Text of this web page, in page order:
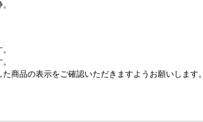
商品の表示をご確認いただきますようお願いします。